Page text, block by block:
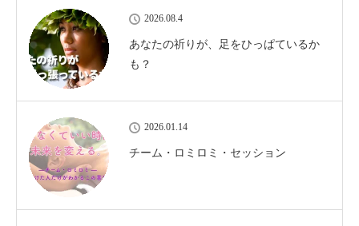
2026.08.4
あなたの祈りが、足をひっぱているか
も？
2026.01.14
チーム・ロミロミ・セッション